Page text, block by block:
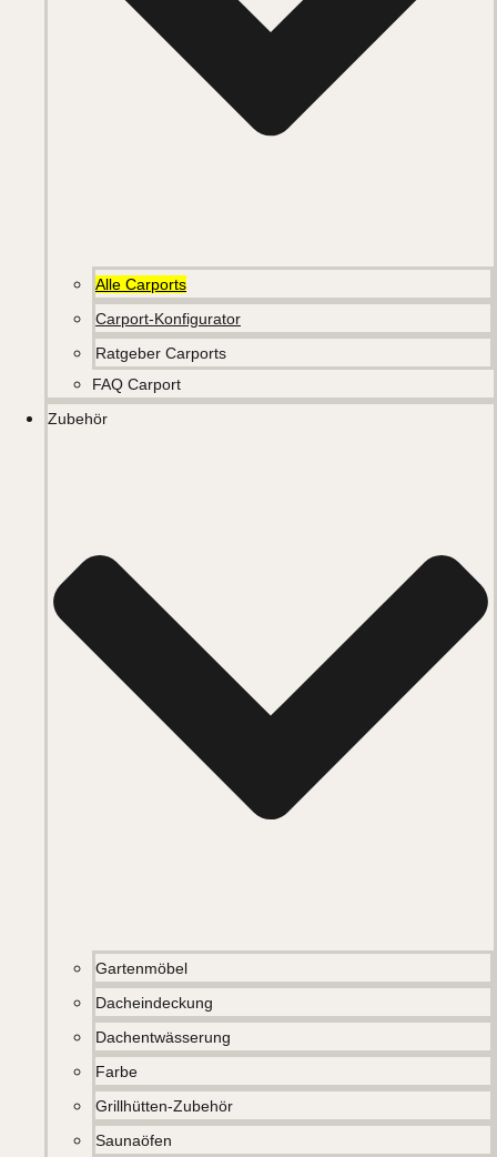
Alle Carports
Carport-Konfigurator
Ratgeber Carports
FAQ Carport
Zubehör
Gartenmöbel
Dacheindeckung
Dachentwässerung
Farbe
Grillhütten-Zubehör
Saunaöfen